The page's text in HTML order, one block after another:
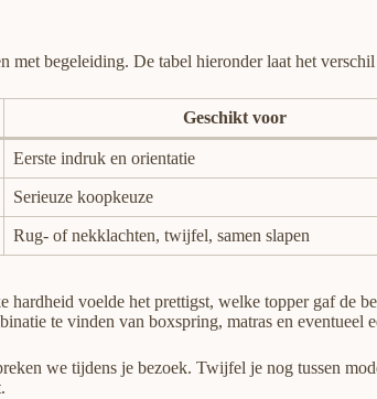
begeleiding. De tabel hieronder laat het
Geschikt voor
Eerste indruk en orientatie
Serieuze koopkeuze
Rug- of nekklachten, twijfel, samen slapen
voelde het prettigst, welke topper gaf de
te vinden van boxspring, matras en eventueel
we tijdens je bezoek. Twijfel je nog tussen